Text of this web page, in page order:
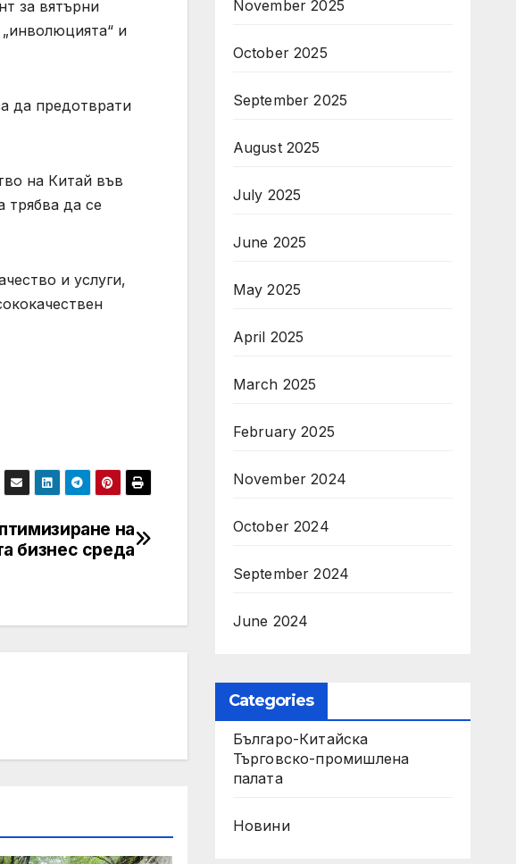
за вятърни
и
да предотврати
на Китай във
трябва да се
и услуги,
на
бизнес среда
November 2025
October 2025
September 2025
August 2025
July 2025
June 2025
May 2025
April 2025
March 2025
February 2025
November 2024
October 2024
September 2024
June 2024
Categories
Българо-Китайска
Търговско-промишлена
палaта
Новини